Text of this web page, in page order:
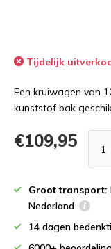
Tijdelijk
Een kruiwagen van
kunststof bak
€109,95
Groot transport:
Nederland
14 dagen